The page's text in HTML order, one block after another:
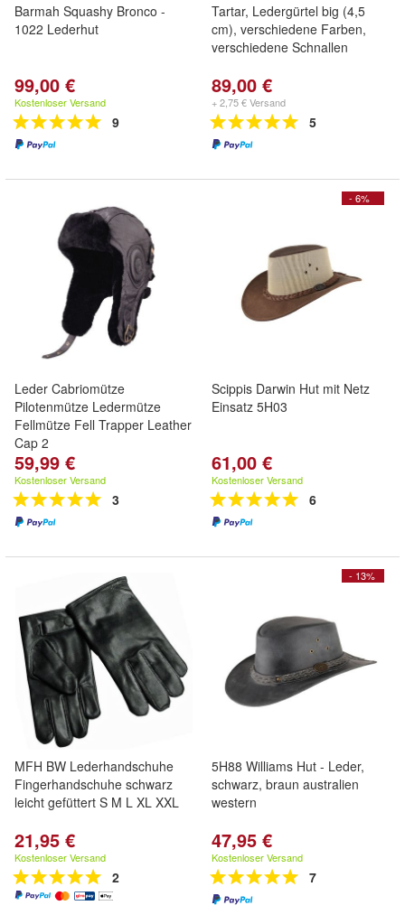
Barmah Squashy Bronco -
1022 Lederhut
99,00 €
Kostenloser Versand
9
Tartar, Ledergürtel big (4,5
cm), verschiedene Farben,
verschiedene Schnallen
89,00 €
+ 2,75 € Versand
5
Leder Cabriomütze
Pilotenmütze Ledermütze
Fellmütze Fell Trapper Leather
Cap 2
59,99 €
Kostenloser Versand
3
- 6%
Scippis Darwin Hut mit Netz
Einsatz 5H03
61,00 €
Kostenloser Versand
6
MFH BW Lederhandschuhe
Fingerhandschuhe schwarz
leicht gefüttert S M L XL XXL
21,95 €
Kostenloser Versand
2
- 13%
5H88 Williams Hut - Leder,
schwarz, braun australien
western
47,95 €
Kostenloser Versand
7